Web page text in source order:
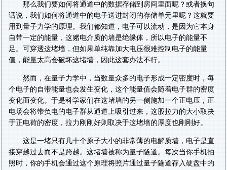
那么我们要如何将通道中的数据存储到房间里面呢？或者换句
话说，我们如何将通道中的电子送进封闭的存储单元里呢？这就要
用到量子力学的原理。我们都知道，电子可以流动，是因为它本身
自带一定的能量，这赌电介质的墙是绝缘体，所以电子的能量不
足。可穿透这堵墙，但如果单纯靠加大电压很难控制电子的能量
值，能量太高会破坏这堵墙，因此这套办法不行。
然而，在量子力学中，当数量众多的电子形成一定密度时，每
个电子的自带能量也会发生变化，这个能量值会随着电子群的密度
变化而变化。于是科学家们在这堵墙的另一侧施加一个正电压，正
电场会将带负电的电子群从通道上吸引过来，这股拉力的大小取决
于正电荷的密度，拉力刚刚好则取决于这堵墙的厚度也刚刚好。
这是一堵只有几十个原子大小的非常薄的电解质墙，电子是直
接穿越过去而不是跨越。这堵墙被称为量子隧道。每次当你手机拍
照时，你的手机会通过这个原理将照片通过量子隧道存入硬盘中的